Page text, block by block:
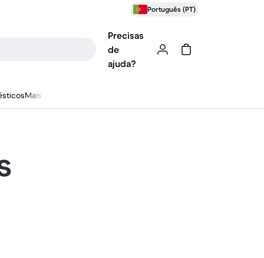
Português (PT)
Precisas
de
ajuda?
Mais